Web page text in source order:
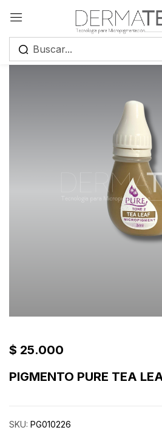
$ 25.000
PIGMENTO PURE TEA
SKU: PG010226
¿Has olvidado tu contraseña?
Iniciar
Crear una